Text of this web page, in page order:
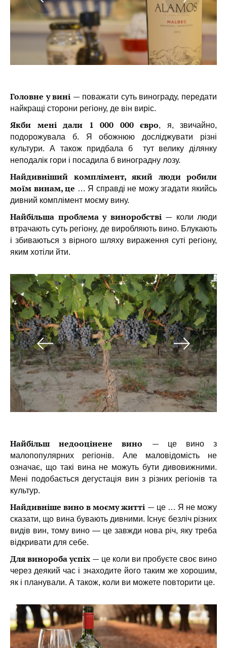
Головне у вині — поважати суть винограду, передати
найкращі сторони регіону, де він виріс.
Якби мені дали 1 000 000 євро, я, звичайно,
подорожувала б. Я обожнюю досліджувати різні
культури. А також придбала б тут велику ділянку
неподалік гори і посадила б виноградну лозу.
Найдивніший комплімент, який люди робили
моїм винам, це … Я справді не можу згадати якийсь
дивний комплімент моєму вину.
Найбільша проблема у виноробстві — коли люди
втрачають суть регіону, де виробляють вино. Блукають
і збиваються з вірного шляху вираження суті регіону,
яким хотіли йти.
Найбільш недооцінене вино —
це вино з
малопопулярних регіонів. Але маловідомість не
означає, що такі вина не можуть бути дивовижними.
Мені подобається дегустація вин з різних регіонів та
культур.
Найдивніше вино в моєму житті — це … Я не можу
сказати, що вина бувають дивними. Існує безліч різних
видів вин, тому вино — це завжди нова річ, яку треба
відкривати для себе.
Для винороба успіх — це коли ви пробуєте своє вино
через деякий час і знаходите його таким же хорошим,
як і планували. А також, коли ви можете повторити це.